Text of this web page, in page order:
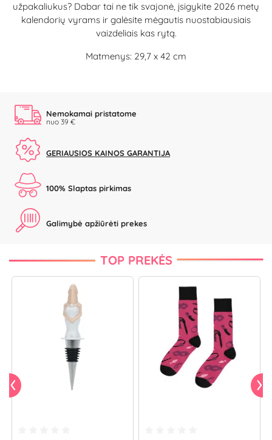
užpakaliukus? Dabar tai ne tik svajonė, įsigykite 2026 metų
kalendorių vyrams ir galėsite mėgautis nuostabiausiais
vaizdeliais kas rytą.
Matmenys: 29,7 x 42 cm
Nemokamai pristatome
nuo 39 €
GERIAUSIOS KAINOS GARANTIJA
100% Slaptas pirkimas
Galimybė apžiūrėti prekes
TOP PREKĖS